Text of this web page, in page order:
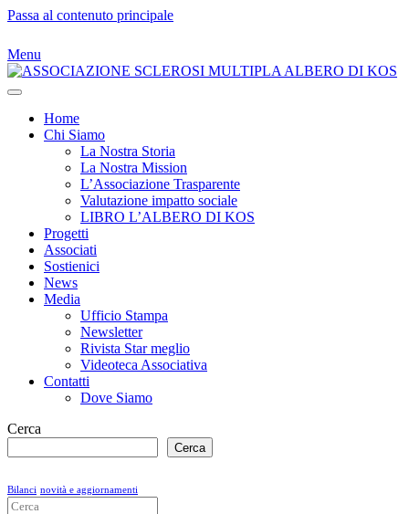
Passa al contenuto principale
Menu
Home
Chi Siamo
La Nostra Storia
La Nostra Mission
L’Associazione Trasparente
Valutazione impatto sociale
LIBRO L’ALBERO DI KOS
Progetti
Associati
Sostienici
News
Media
Ufficio Stampa
Newsletter
Rivista Star meglio
Videoteca Associativa
Contatti
Dove Siamo
Cerca
Cerca
Bilanci novità e aggiornamenti